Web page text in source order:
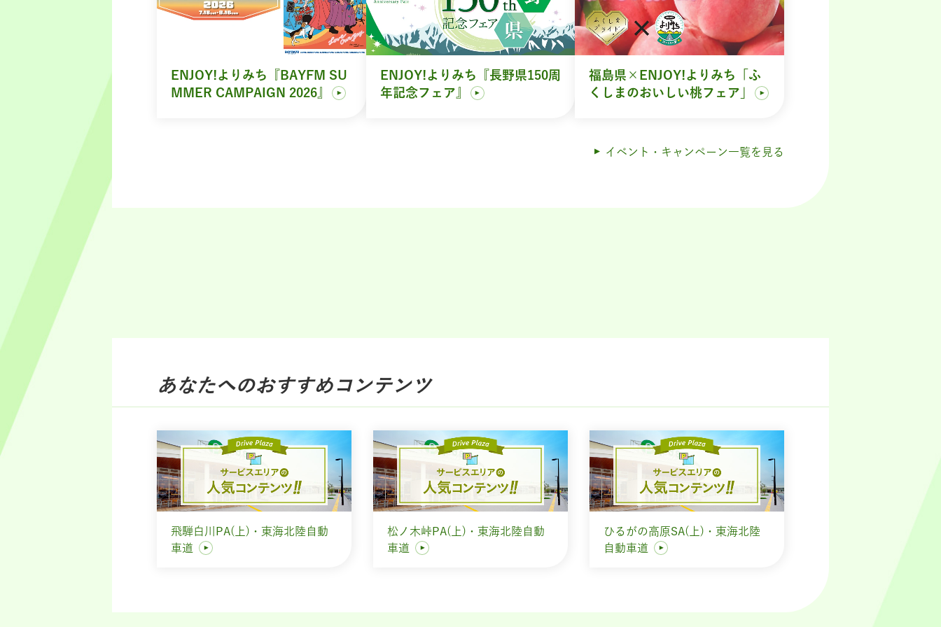
ENJOY!よりみち『BAYFM SU
MMER CAMPAIGN 2026』
ENJOY!よりみち『長野県150周
年記念フェア』
福島県×ENJOY!よりみち「ふ
くしまのおいしい桃フェア」
イベント・キャンペーン一覧を見る
あなたへのおすすめコンテンツ
飛騨白川PA(上)・東海北陸自動
車道
松ノ木峠PA(上)・東海北陸自動
車道
ひるがの高原SA(上)・東海北陸
自動車道